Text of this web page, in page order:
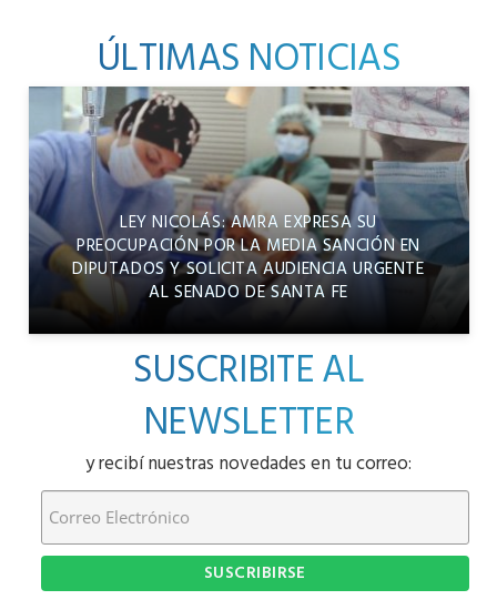
ÚLTIMAS NOTICIAS
LEY NICOLÁS: AMRA EXPRESA SU
PREOCUPACIÓN POR LA MEDIA SANCIÓN EN
DIPUTADOS Y SOLICITA AUDIENCIA URGENTE
AL SENADO DE SANTA FE
SUSCRIBITE AL
NEWSLETTER
y recibí nuestras novedades en tu correo: